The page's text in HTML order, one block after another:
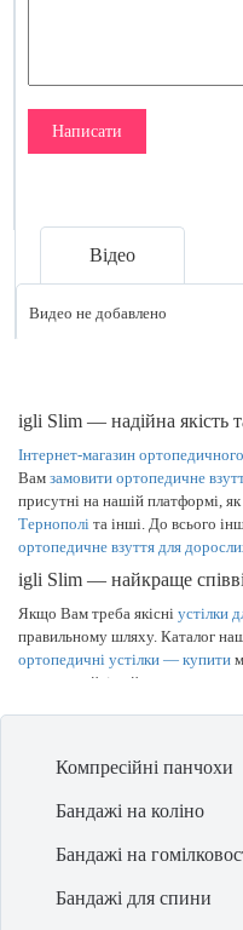
Написати
Відео
Видео не добавлено
igli Slim — надійна якість
Інтернет-магазин
Вам замовити ортопедичне
присутні на нашій платформі,
Тернополі та інші. До всього
ортопедичне взуття для
igli Slim — найкраще
Якщо Вам треба якісні устілки
правильному шляху. Каталог
ортопедичні устілки — купити
нашому сайті найкраща по ринку
Компресійні панчохи
Бандажі на коліно
Бандажі на
Бандажі для спини